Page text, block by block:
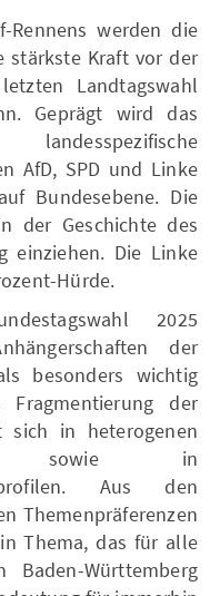
Rennens werden die
stärkste Kraft vor der
Landtagswahl
Geprägt wird das
AfD, SPD und Linke
Bundesebene. Die
der Geschichte des
einziehen. Die Linke
Hürde.
2025
der
besonders wichtig
Fragmentierung der
sich in heterogenen
sowie in
Aus den
Themenpräferenzen
Thema, das für alle
Württemberg